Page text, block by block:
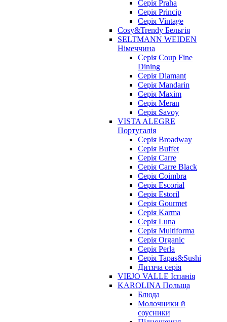
Серія Praha
Серія Princip
Серія Vintage
Cosy&Trendy Бельгія
SELTMANN WEIDEN
Німеччина
Cерія Coup Fine
Dining
Cерія Diamant
Cерія Mandarin
Cерія Maxim
Серія Meran
Серія Savoy
VISTA ALEGRE
Португалія
Серія Broadway
Серія Buffet
Серія Carre
Серія Carre Black
Серія Coimbra
Серія Escorial
Серія Estoril
Серія Gourmet
Серія Karma
Серія Luna
Серія Multiforma
Серія Organic
Серія Perla
Серія Tapas&Sushi
Дитяча серія
VIEJO VALLE Іспанія
KAROLINA Польща
Блюда
Молочники й
соусники